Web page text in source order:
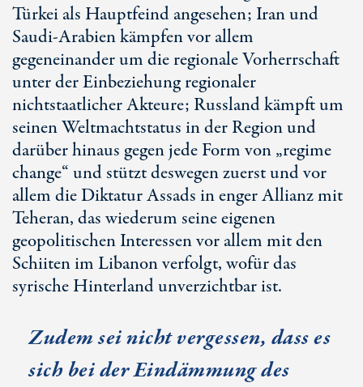
Türkei als Hauptfeind angesehen; Iran und
Saudi-Arabien kämpfen vor allem
gegeneinander um die regionale Vorherrschaft
unter der Einbeziehung regionaler
nichtstaatlicher Akteure; Russland kämpft um
seinen Weltmachtstatus in der Region und
darüber hinaus gegen jede Form von „regime
change“ und stützt deswegen zuerst und vor
allem die Diktatur Assads in enger Allianz mit
Teheran, das wiederum seine eigenen
geopolitischen Interessen vor allem mit den
Schiiten im Libanon verfolgt, wofür das
syrische Hinterland unverzichtbar ist.
Zudem sei nicht vergessen, dass es
sich bei der Eindämmung des